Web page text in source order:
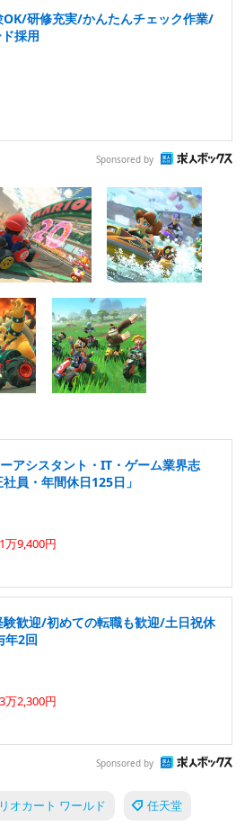
研修充実/かんたんチェック作業/
採用
Sponsored by
アシスタント・IT・ゲーム業界志
員・年間休日125日」
万9,400円
歓迎/初めての転職も歓迎/土日祝休
年2回
万2,300円
Sponsored by
オカート ワールド 任天堂